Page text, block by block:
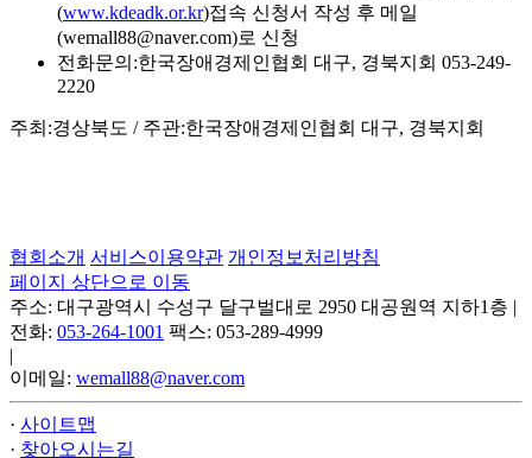
(www.kdeadk.or.kr)접속 신청서 작성 후 메일
(wemall88@naver.com)로 신청
전화문의:한국장애경제인협회 대구, 경북지회 053-249-
2220
주최:경상북도 / 주관:한국장애경제인협회 대구, 경북지회
협회소개 서비스이용약관 개인정보처리방침
페이지 상단으로 이동
주소: 대구광역시 수성구 달구벌대로 2950 대공원역 지하1층 |
전화: 053-264-1001 팩스: 053-289-4999
|
이메일: wemall88@naver.com
· 사이트맵
· 찾아오시는길